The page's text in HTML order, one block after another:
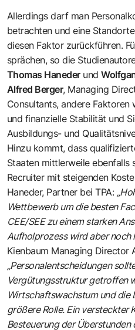
Allerdings darf man
betrachten und eine
diesen Faktor zurückführen.
sprächen, so die
Thomas Haneder und
Alfred Berger, Managing
Consultants, andere
und finanzielle Stabilität und
Ausbildungs- und
Hinzu kommt, dass
Staaten mittlerweile ebenfalls
Recruiter mit steigenden
Haneder, Partner bei TPA:
Wettbewerb um die besten
CEE/SEE zu einem starken
Aufholprozess wird aber noch
Kienbaum Managing Director
„Personalentscheidungen
Vergütungsstruktur getroffen
Wirtschaftswachstum und die
größere Rolle. Ein versteckter
Besteuerung der Überstunden